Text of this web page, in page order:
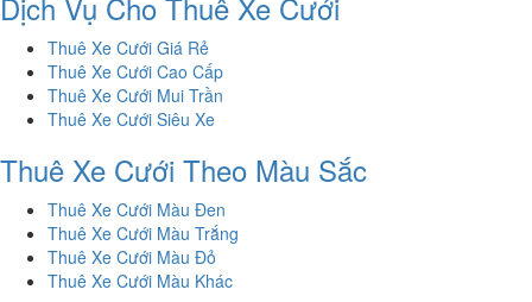
Thuê Xe Cưới Giá Rẻ
Thuê Xe Cưới Cao Cấp
Thuê Xe Cưới Mui Trần
Thuê Xe Cưới Siêu Xe
Thuê Xe Cưới Theo Màu Sắc
Thuê Xe Cưới Màu Đen
Thuê Xe Cưới Màu Trắng
Thuê Xe Cưới Màu Đỏ
Thuê Xe Cưới Màu Khác